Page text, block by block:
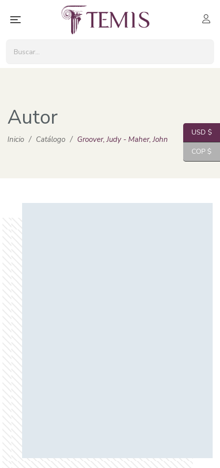
Autor
Inicio / Catálogo / Groover, Judy - Maher, John
USD $
COP $